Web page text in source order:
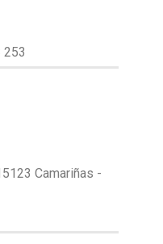
Camariñas -